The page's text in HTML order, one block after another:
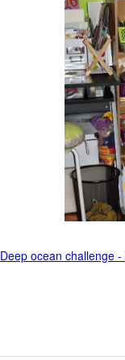
Deep ocean challenge